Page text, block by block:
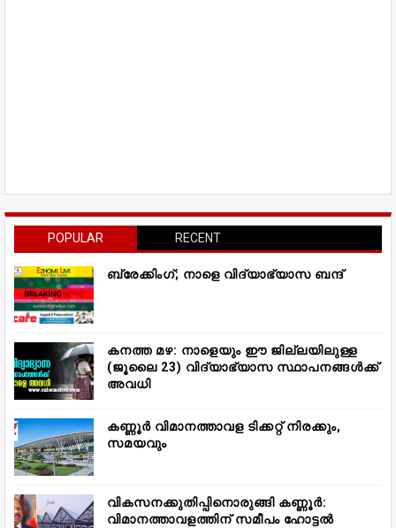
POPULAR RECENT
ബ്രേക്കിംഗ്; നാളെ വിദ്യാഭ്യാസ ബന്ദ്
കനത്ത മഴ: നാളെയും ഈ ജില്ലയിലുള്ള
(ജൂലൈ 23) വിദ്യാഭ്യാസ സ്ഥാപനങ്ങൾക്ക്
അവധി
കണ്ണൂർ വിമാനത്താവള ടിക്കറ്റ് നിരക്കും,
സമയവും
വികസനക്കുതിപ്പിനൊരുങ്ങി കണ്ണൂർ:
വിമാനത്താവളത്തിന് സമീപം ഹോട്ടൽ